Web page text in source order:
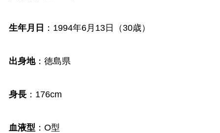
生年月日 ：1994年6月13日（30歳）
出身地：徳島県
身長：176cm
血液型 ：O型